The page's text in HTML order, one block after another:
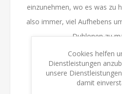
einzunehmen, wo es was zu
also immer, viel Aufhebens
Dublonen zu
Inhalt:
• 1
• 12
• 6
Cookies helfen
Dienstleistungen
unsere
damit